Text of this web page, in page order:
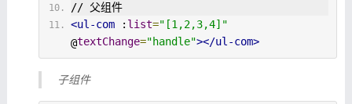
// 父组件
<ul-com : list="[1,2,3,4]"
@textChange="handle"></ul-com>
子组件